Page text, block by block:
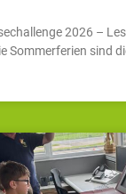
2026 –
Sommerferien sind